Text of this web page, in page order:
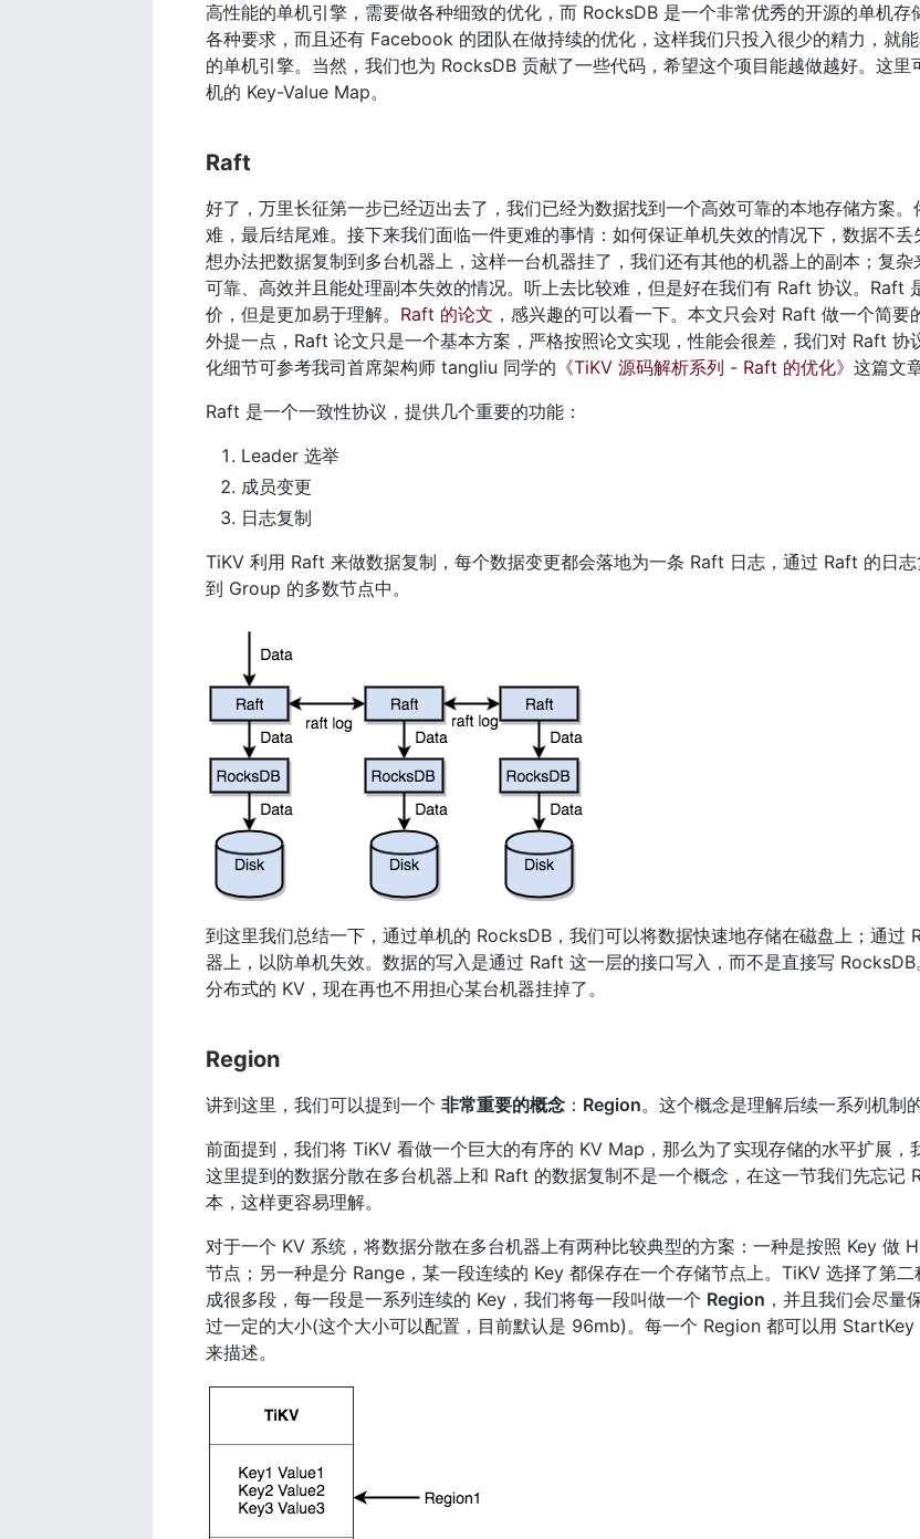
高性能的单机引擎，需要做各种细致的优化，而 RocksDB 是一个非常优秀的开源的单机存
各种要求，而且还有 Facebook 的团队在做持续的优化，这样我们只投入很少的精力，就
的单机引擎。当然，我们也为 RocksDB 贡献了一些代码，希望这个项目能越做越好。这
机的 Key-Value Map。
Raft
好了，万里长征第一步已经迈出去了，我们已经为数据找到一个高效可靠的本地存储方案
难，最后结尾难。接下来我们面临一件更难的事情：如何保证单机失效的情况下，数据不
想办法把数据复制到多台机器上，这样一台机器挂了，我们还有其他的机器上的副本；复
可靠、高效并且能处理副本失效的情况。听上去比较难，但是好在我们有 Raft 协议。Raft
价，但是更加易于理解。 Raft 的论文 ，感兴趣的可以看一下。本文只会对 Raft 做一个简
外提一点，Raft 论文只是一个基本方案，严格按照论文实现，性能会很差，我们对 Raft 协
化细节可参考我司首席架构师 tangliu 同学的 《TiKV 源码解析系列 - Raft 的优化》 这篇文章
Raft 是一个一致性协议，提供几个重要的功能：
Leader 选举
成员变更
日志复制
TiKV 利用 Raft 来做数据复制，每个数据变更都会落地为一条 Raft 日志，通过 Raft 的日
到 Group 的多数节点中。
到这里我们总结一下，通过单机的 RocksDB，我们可以将数据快速地存储在磁盘上；通过
器上，以防单机失效。数据的写入是通过 Raft 这一层的接口写入，而不是直接写
分布式的 KV，现在再也不用担心某台机器挂掉了。
Region
讲到这里，我们可以提到一个 非常重要的概念： Region。这个概念是理解后续一系列机制
前面提到，我们将 TiKV 看做一个巨大的有序的 KV Map，那么为了实现存储的水平扩展，
这里提到的数据分散在多台机器上和 Raft 的数据复制不是一个概念，在这一节我们先忘记
本，这样更容易理解。
对于一个 KV 系统，将数据分散在多台机器上有两种比较典型的方案：一种是按照 Key 做
节点；另一种是分 Range，某一段连续的 Key 都保存在一个存储节点上。TiKV 选择了第
成很多段，每一段是一系列连续的 Key，我们将每一段叫做一个 Region ，并且我们会尽量
过一定的大小(这个大小可以配置，目前默认是 96mb)。每一个 Region 都可以用
来描述。